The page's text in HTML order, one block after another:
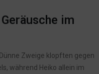
im
Zweige klopften gegen
während Heiko allein im